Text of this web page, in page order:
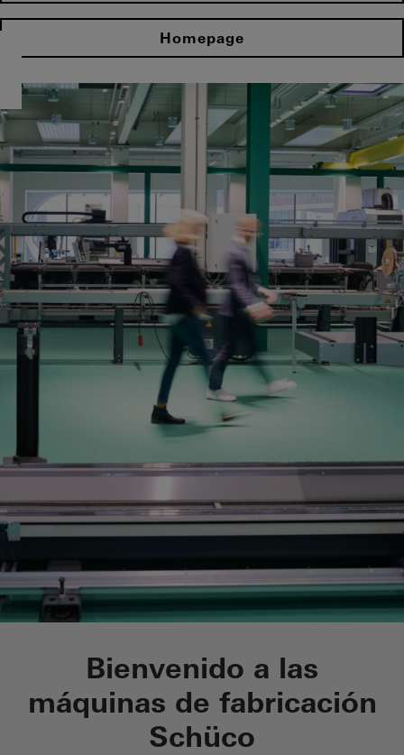
Homepage
Maquinaria
Bienvenido a las
máquinas de fabricación
Schüco